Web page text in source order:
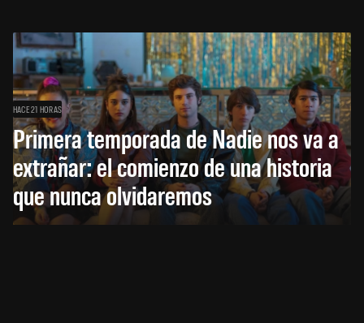
HACE 21 HORAS
Primera temporada de Nadie nos va a
extrañar: el comienzo de una historia
que nunca olvidaremos